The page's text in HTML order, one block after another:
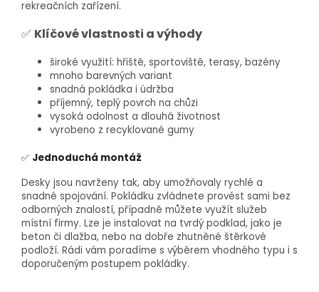
rekreačních zařízení.
✅ Klíčové vlastnosti a výhody
široké využití: hřiště, sportoviště, terasy, bazény
mnoho barevných variant
snadná pokládka i údržba
příjemný, teplý povrch na chůzi
vysoká odolnost a dlouhá životnost
vyrobeno z recyklované gumy
✅ Jednoduchá montáž
Desky jsou navrženy tak, aby umožňovaly rychlé a
snadné spojování. Pokládku zvládnete provést sami bez
odborných znalostí, případně můžete využít služeb
místní firmy. Lze je instalovat na tvrdý podklad, jako je
beton či dlažba, nebo na dobře zhutněné štěrkové
podloží. Rádi vám poradíme s výběrem vhodného typu i s
doporučeným postupem pokládky.